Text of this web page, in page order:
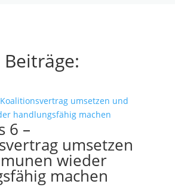
6 –
umsetzen
wieder
machen